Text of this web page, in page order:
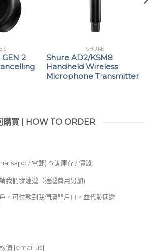
2
SHURE
Shure AD2/KSM8
Handheld Wireless
Microphone Transmitter
購買 | HOW TO ORDER
/ 電郵) 查詢庫存 / 價錢
我們發速遞（速遞費用另加)
，可付款到我們澳門戶口，並代發速遞
價 [email us]